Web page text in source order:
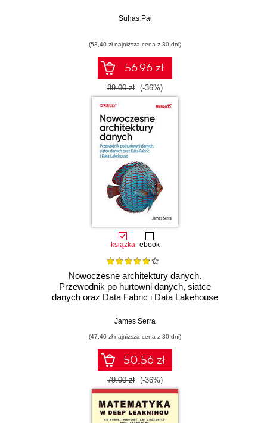
Suhas Pai
(53,40 zł najniższa cena z 30 dni)
56.96 zł
89.00 zł (-36%)
książka ebook
Nowoczesne architektury danych.
Przewodnik po hurtowni danych, siatce
danych oraz Data Fabric i Data Lakehouse
James Serra
(47,40 zł najniższa cena z 30 dni)
50.56 zł
79.00 zł (-36%)